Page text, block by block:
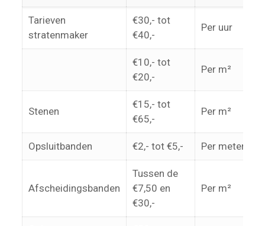
Tarieven
stratenmaker
€30,- tot
€40,-
Per uur
€10,- tot
€20,-
Per m²
Stenen
€15,- tot
€65,-
Per m²
Opsluitbanden €2,- tot €5,- Per meter
Afscheidingsbanden
Tussen de
€7,50 en
€30,-
Per m²